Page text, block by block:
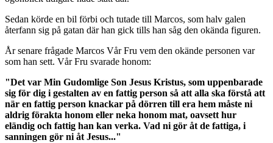
Sedan körde en bil förbi och tutade till Marcos, som halv galen
återfann sig på gatan där han gick tills han såg den okända figuren.
År senare frågade Marcos Vår Fru vem den okände personen var
som han sett. Vår Fru svarade honom:
"Det var Min Gudomlige Son Jesus Kristus, som uppenbarade
sig för dig i gestalten av en fattig person så att alla ska förstå att
när en fattig person knackar på dörren till era hem måste ni
aldrig förakta honom eller neka honom mat, oavsett hur
eländig och fattig han kan verka. Vad ni gör åt de fattiga, i
sanningen gör ni åt Jesus..."